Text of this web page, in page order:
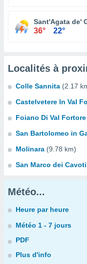
Sant'Agata de'
36° 22°
Localités à
Colle Sannita (2.17
Castelvetere In Val
Foiano Di Val Fortore
San Bartolomeo in
Molinara (9.78 km)
San Marco dei Cavoti
Météo...
Heure par heure
Météo 1 - 7 jours
PDF
Plus d'info